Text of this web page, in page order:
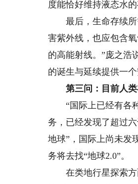
度能恰好维持液态水
最后，生命存续所
害紫外线，也应包含
的高能射线。”庞之浩
的诞生与延续提供一个
第三问：目前人
“国际上已经有各种
务，已经发现了超过
地球”，国际上尚未发
务将去找“地球2.0”。
在类地行星探索方